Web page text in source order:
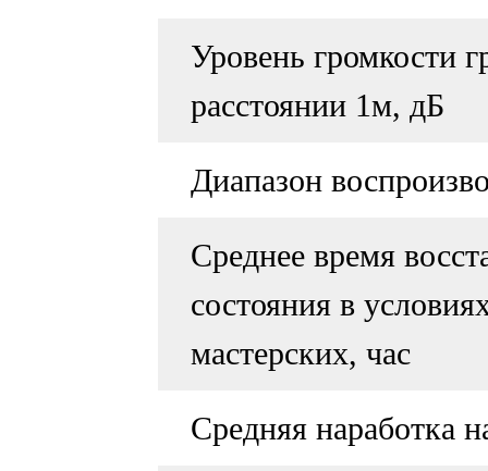
Уровень громкости
расстоянии 1м, дБ
Диапазон
Среднее время
состояния в
мастерских, час
Средняя наработка